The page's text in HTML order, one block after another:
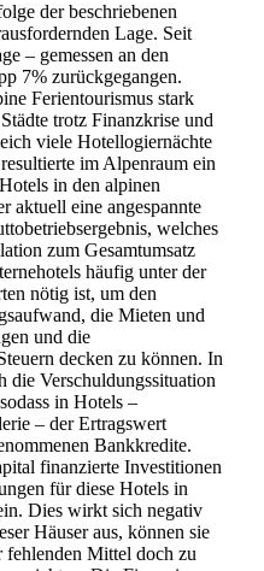
der beschriebenen
Lage. Seit
– gemessen an den
7% zurückgegangen.
Ferientourismus stark
trotz Finanzkrise und
viele Hotellogiernächte
im Alpenraum ein
in den alpinen
aktuell eine angespannte
welches
zum Gesamtumsatz
häufig unter der
nötig ist, um den
die Mieten und
und die
decken zu können. In
die Verschuldungssituation
in Hotels –
– der Ertragswert
Bankkredite.
finanzierte Investitionen
für diese Hotels in
Dies wirkt sich negativ
Häuser aus, können sie
fehlenden Mittel doch zu